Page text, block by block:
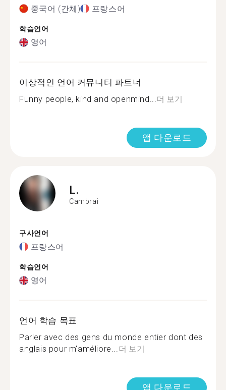
중국어 (간체) 프랑스어
학습언어
영어
이상적인 언어 커뮤니티 파트너
Funny people, kind and openmind...더 보기
앱 다운로드
L.
Cambrai
구사언어
프랑스어
학습언어
영어
언어 학습 목표
Parler avec des gens du monde entier dont des
anglais pour m'améliore...더 보기
앱 다운로드